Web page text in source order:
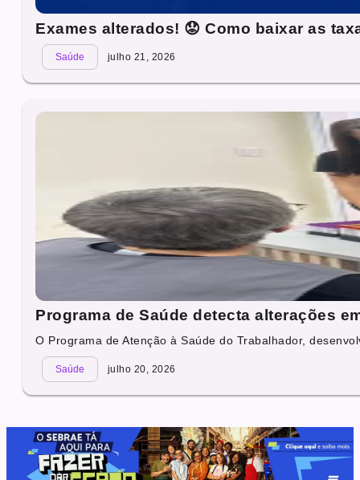
Exames alterados! 😟 Como baixar as
Saúde julho 21, 2026
Programa de Saúde detecta alterações
O Programa de Atenção à Saúde do Trabalhador,
Saúde julho 20, 2026